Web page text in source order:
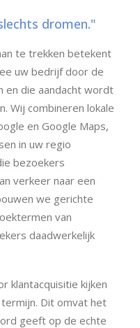
dromen."
te trekken betekent
uw bedrijf door de
en die aandacht wordt
Wij combineren lokale
en Google Maps,
in uw regio
bezoekers
verkeer naar een
we gerichte
van
daadwerkelijk
klantacquisitie kijken
Dit omvat het
geeft op de echte